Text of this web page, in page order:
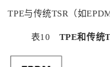
TPE与传统TSR（如
表10 TPE和传统